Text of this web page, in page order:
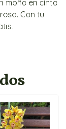
moño en cinta
Con tu